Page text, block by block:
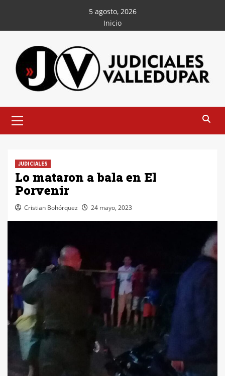
contenido
5 agosto, 2026
Inicio
principal
JUDICIALES
Lo mataron a bala en El
Porvenir
Cristian Bohórquez 24 mayo, 2023